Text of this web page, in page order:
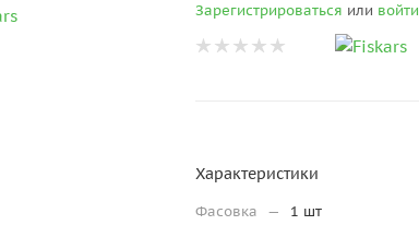
Зарегистрироваться или войти
Характеристики
Фасовка — 1 шт